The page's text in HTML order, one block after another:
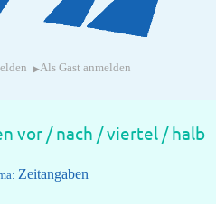
▸Als Gast anmelden
vor / nach / viertel / halb
Zeitangaben